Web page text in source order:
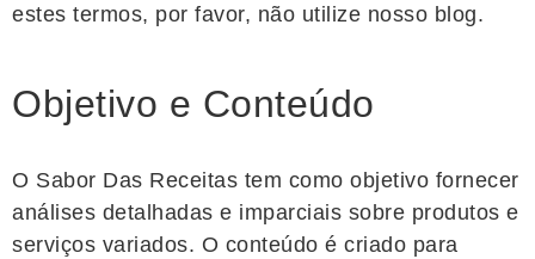
estes termos, por favor, não utilize nosso blog.
Objetivo e Conteúdo
O Sabor Das Receitas tem como objetivo fornecer
análises detalhadas e imparciais sobre produtos e
serviços variados. O conteúdo é criado para